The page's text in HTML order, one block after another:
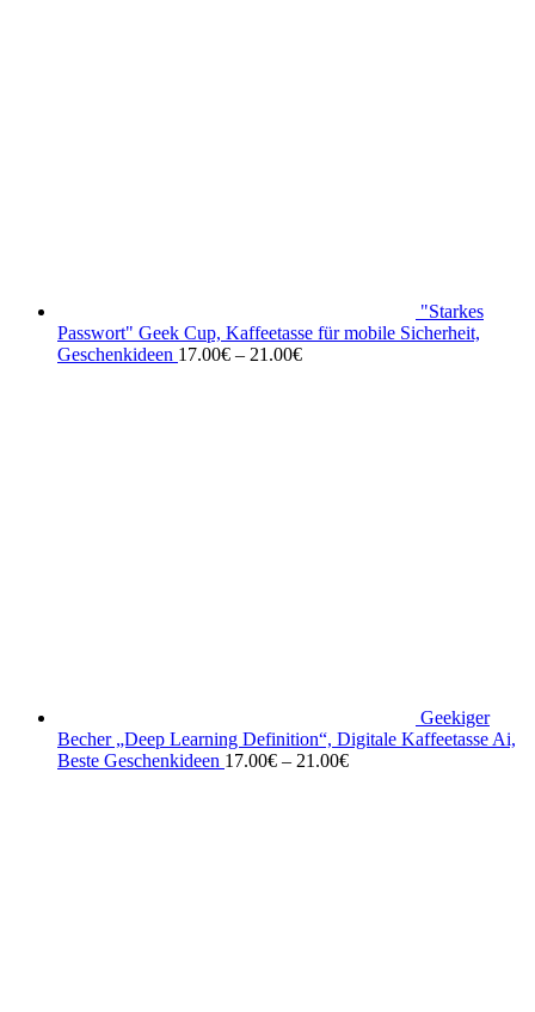
"Starkes
Passwort" Geek Cup, Kaffeetasse für mobile Sicherheit,
Geschenkideen 17.00€ – 21.00€
Geekiger
Becher „Deep Learning Definition“, Digitale Kaffeetasse Ai,
Beste Geschenkideen 17.00€ – 21.00€